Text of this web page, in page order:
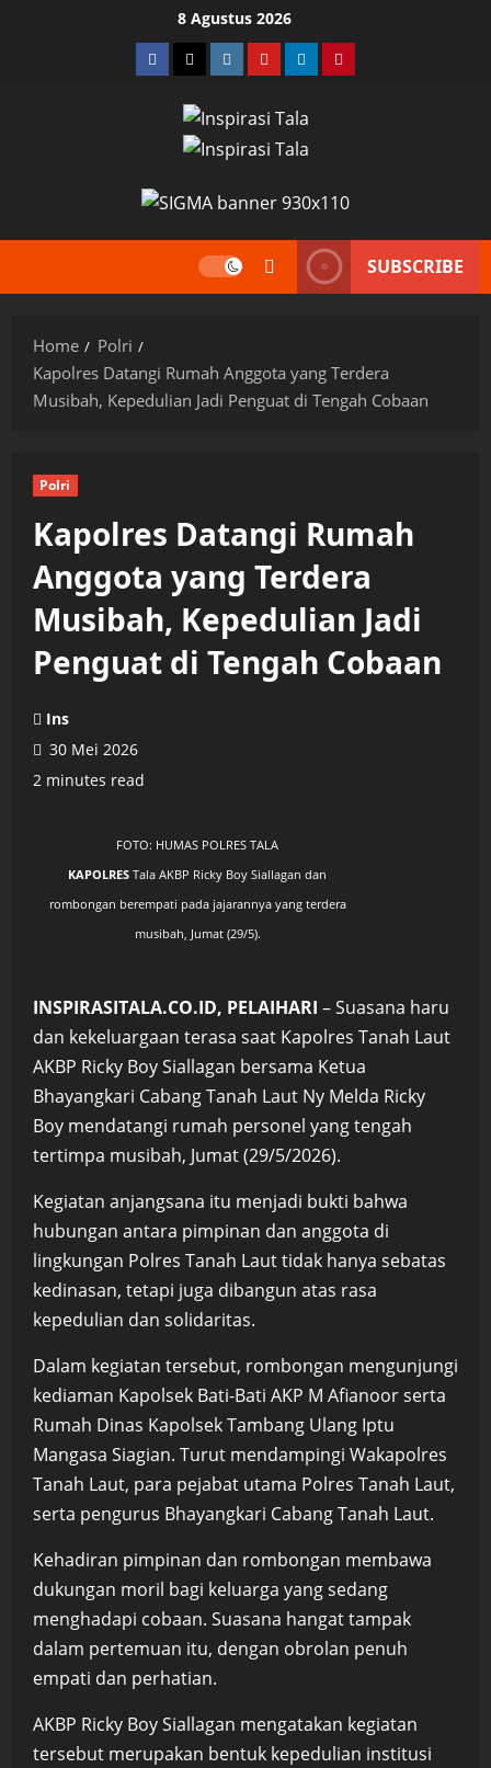
8 Agustus 2026
Facebook
TwitterInstagram
YouTubeLinkedInPinterest
SUBSCRIBE
Home
Polri
Kapolres Datangi Rumah Anggota yang Terdera
Musibah, Kepedulian Jadi Penguat di Tengah Cobaan
Polri
Kapolres Datangi Rumah
Anggota yang Terdera
Musibah, Kepedulian Jadi
Penguat di Tengah Cobaan
Ins
30 Mei 2026
2 minutes read
FOTO: HUMAS POLRES TALA
KAPOLRES Tala AKBP Ricky Boy Siallagan dan
rombongan berempati pada jajarannya yang terdera
musibah, Jumat (29/5).
INSPIRASITALA.CO.ID, PELAIHARI – Suasana haru
dan kekeluargaan terasa saat Kapolres Tanah Laut
AKBP Ricky Boy Siallagan bersama Ketua
Bhayangkari Cabang Tanah Laut Ny Melda Ricky
Boy mendatangi rumah personel yang tengah
tertimpa musibah, Jumat (29/5/2026).
Kegiatan anjangsana itu menjadi bukti bahwa
hubungan antara pimpinan dan anggota di
lingkungan Polres Tanah Laut tidak hanya sebatas
kedinasan, tetapi juga dibangun atas rasa
kepedulian dan solidaritas.
Dalam kegiatan tersebut, rombongan mengunjungi
kediaman Kapolsek Bati-Bati AKP M Afianoor serta
Rumah Dinas Kapolsek Tambang Ulang Iptu
Mangasa Siagian. Turut mendampingi Wakapolres
Tanah Laut, para pejabat utama Polres Tanah Laut,
serta pengurus Bhayangkari Cabang Tanah Laut.
Kehadiran pimpinan dan rombongan membawa
dukungan moril bagi keluarga yang sedang
menghadapi cobaan. Suasana hangat tampak
dalam pertemuan itu, dengan obrolan penuh
empati dan perhatian.
AKBP Ricky Boy Siallagan mengatakan kegiatan
tersebut merupakan bentuk kepedulian institusi